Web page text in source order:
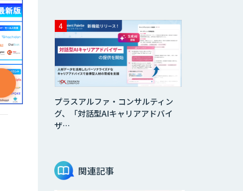
プラスアルファ・コンサルティン
グ、「対話型AIキャリアアドバイ
ザ…
関連記事